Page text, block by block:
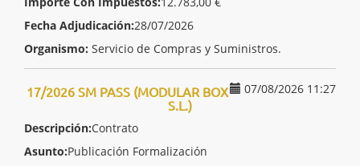
Fecha Adjudicación:28/07/2026
Organismo: Servicio de Compras y Suministros.
07/08/2026 11:27
17/2026 SM PASS (MODULAR BOX
S.L.)
Descripción:Contrato
Asunto:Publicación Formalización